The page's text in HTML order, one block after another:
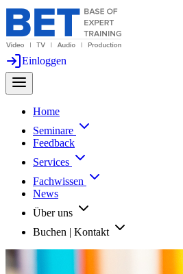
Einloggen
Home
Seminare
Feedback
Services
Fachwissen
News
Über uns
Buchen | Kontakt